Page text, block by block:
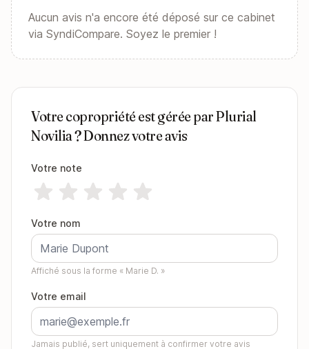
Aucun avis n'a encore été déposé sur ce cabinet
via SyndiCompare. Soyez le premier !
Votre copropriété est gérée par Plurial
Novilia ? Donnez votre avis
Votre note
Votre nom
Affiché sous la forme « Marie D. »
Votre email
Jamais publié, sert uniquement à confirmer votre avis